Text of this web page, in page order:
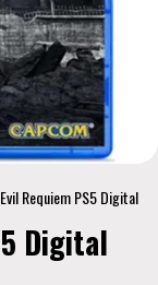
Requiem PS5 Digital
Digital